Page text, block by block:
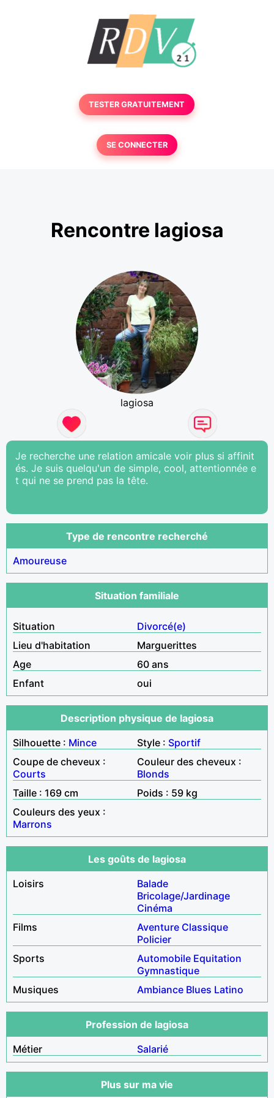
TESTER GRATUITEMENT
SE CONNECTER
Rencontre lagiosa
lagiosa
Je recherche une relation amicale voir plus si affinit
és. Je suis quelqu'un de simple, cool, attentionnée e
t qui ne se prend pas la tête.
Type de rencontre recherché
Amoureuse
Situation familiale
Situation
Divorcé(e)
Lieu d'habitation
Marguerittes
Age
60 ans
Enfant
oui
Description physique de lagiosa
Silhouette : Mince Style : Sportif
Coupe de cheveux :
Courts
Couleur des cheveux :
Blonds
Taille : 169 cm
Poids : 59 kg
Couleurs des yeux :
Marrons
Les goûts de lagiosa
Loisirs
Balade
Bricolage/Jardinage
Cinéma
Films
Aventure Classique
Policier
Sports
Automobile Equitation
Gymnastique
Musiques
Ambiance Blues Latino
Profession de lagiosa
Métier
Salarié
Plus sur ma vie